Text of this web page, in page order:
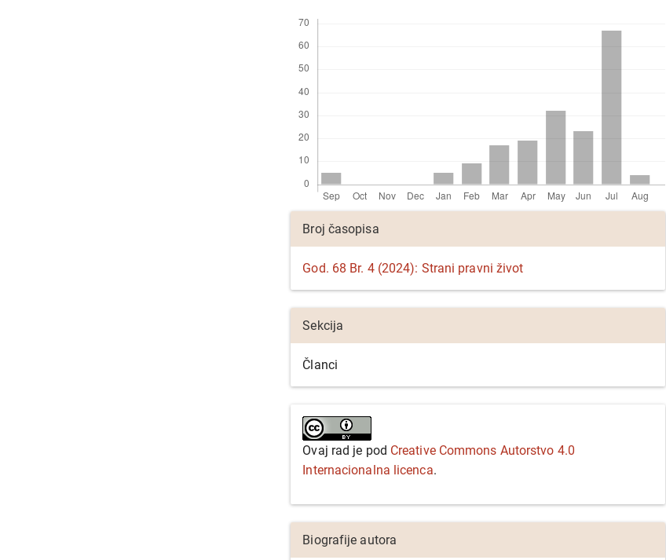
Detalji
članka
Broj časopisa
God. 68 Br. 4 (2024): Strani pravni život
Sekcija
Članci
Ovaj rad je pod Creative Commons Autorstvo 4.0
Internacionalna licenca.
Biografije autora